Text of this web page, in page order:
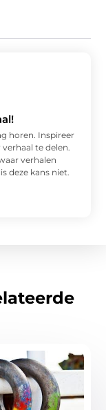
horen. Inspireer
te delen.
verhalen
deze kans niet.